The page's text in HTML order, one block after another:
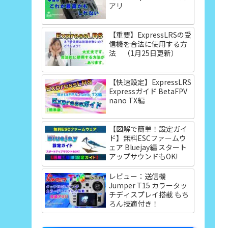
アリ
【重要】ExpressLRSの受
信機を合法に使用する方
法 （1月25日更新）
【快速設定】ExpressLRS
Expressガイド BetaFPV
nano TX編
【図解で簡単！設定ガイ
ド】無料ESCファームウ
ェア Bluejay編 スタート
アップサウンドもOK!
レビュー：送信機
Jumper T15 カラータッ
チディスプレイ搭載 もち
ろん技適付き！